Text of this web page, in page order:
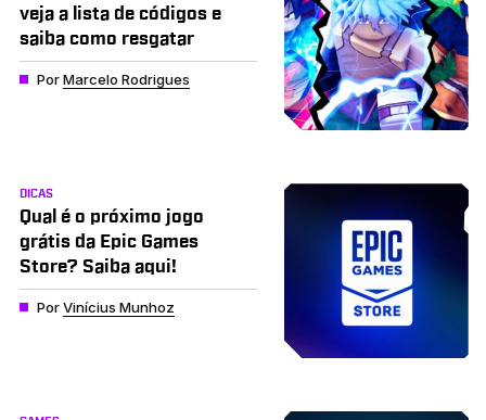
veja a lista de códigos e
saiba como resgatar
PorMarcelo Rodrigues
DICAS
Qual é o próximo jogo
grátis da Epic Games
Store? Saiba aqui!
PorVinícius Munhoz